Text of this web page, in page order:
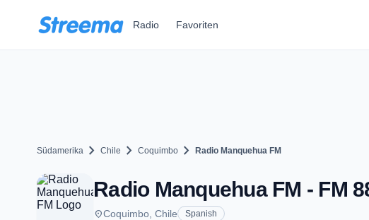
Radio Favoriten
Südamerika chevron_right Chile chevron_right Coquimbo chevron_right Radio Manquehua FM
Radio Manquehua FM - FM
placeCoquimbo, Chile Spanish